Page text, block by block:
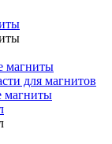
магниты
для магнитов
магниты